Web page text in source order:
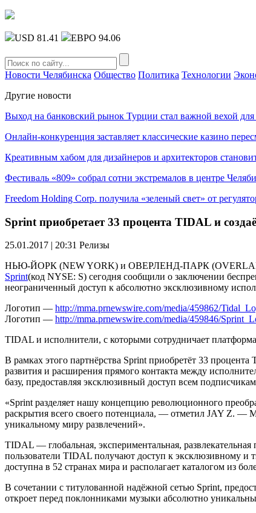
USD 81.41 ЕВРО 94.06
Новости Челябинска Общество Политика Технологии
Другие новости
Выход на банковский рынок Турции стал важной вехой
Онлайн-конкуренция заставляет классические казино
Креативным хабом для дизайнеров и архитекторов
Фестиваль «809» собрал сотни экстремалов в центре
Freedom Holding Corp. получила «зеленый свет» от
Sprint приобретает 33 процента TIDAL и
25.01.2017 | 20:31 Релизы
НЬЮ-ЙОРК (NEW YORK) и ОВЕРЛЕНД-ПАРК (OVERLAND
Sprint(код NYSE: S) сегодня сообщили о заключении
неограниченный доступ к абсолютно эксклюзивному
Логотип — http://mma.prnewswire.com/media/459862/
Логотип — http://mma.prnewswire.com/media/459846/
TIDAL и исполнители, с которыми сотрудничает
В рамках этого партнёрства Sprint приобретёт 33
развития и расширения прямого контакта между
базу, предоставляя эксклюзивный доступ всем
«Sprint разделяет нашу концепцию революционного
раскрытия всего своего потенциала, — отметил JAY Z. —
уникальному миру развлечений».
TIDAL — глобальная, экспериментальная,
пользователи TIDAL получают доступ к эксклюзивному
доступна в 52 странах мира и располагает каталогом из
В сочетании с титулованной надёжной сетью Sprint,
откроет перед поклонниками музыки абсолютно